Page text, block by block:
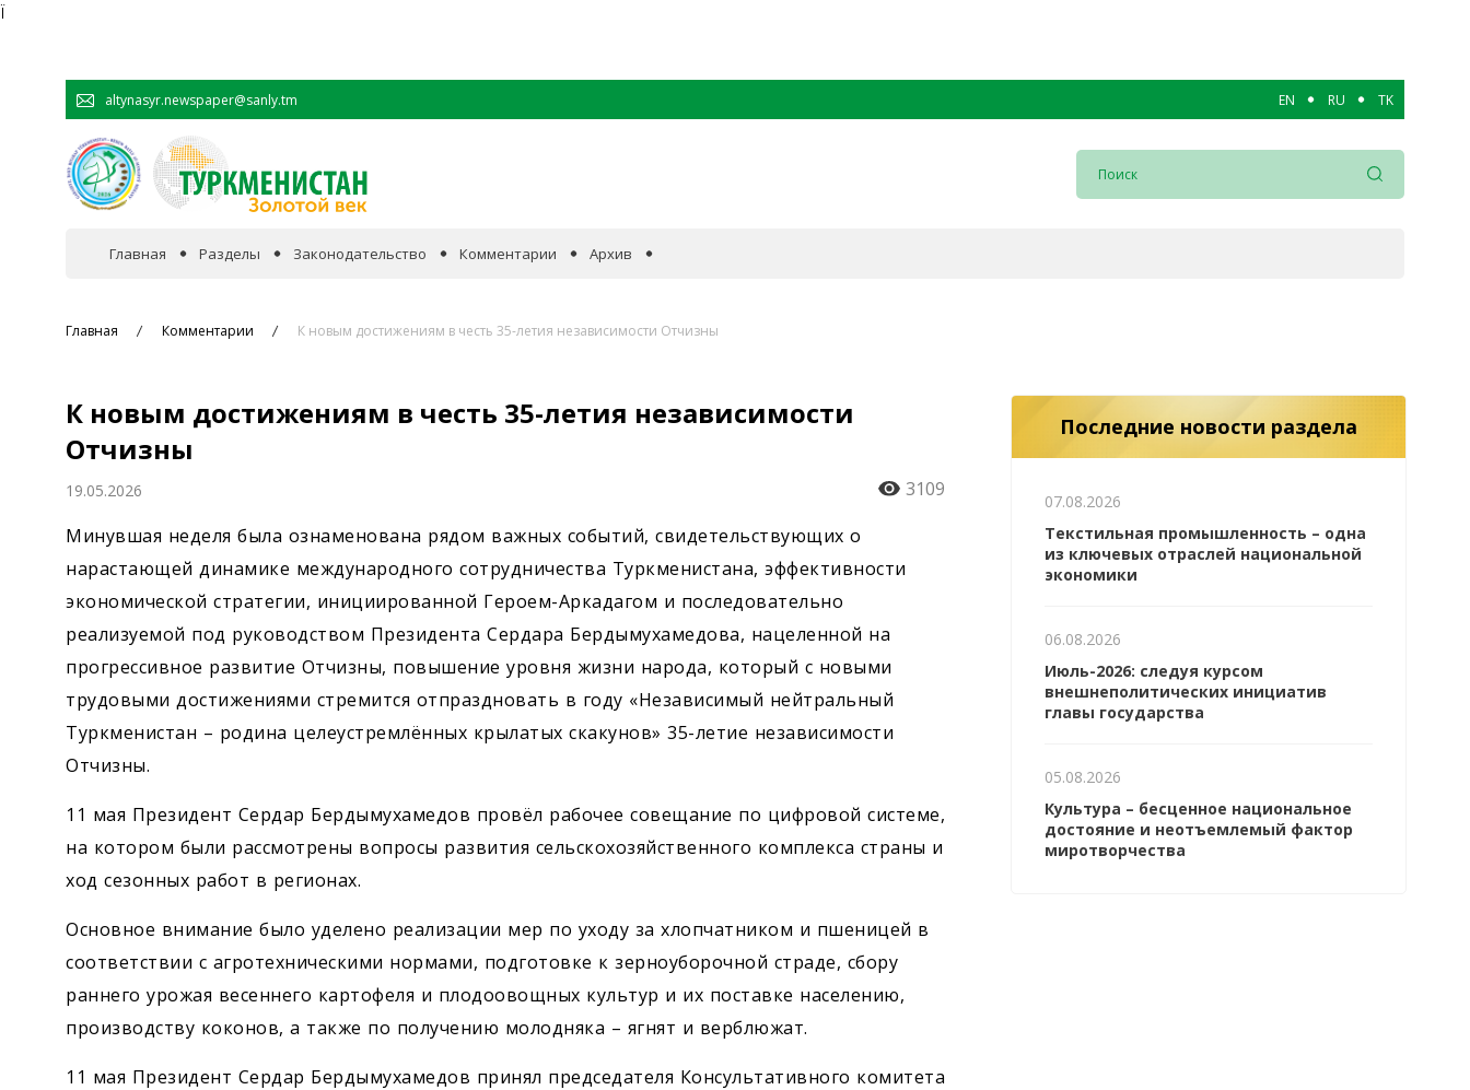
Ï
altynasyr.newspaper@sanly.tm EN RU TK
Главная Разделы
Спорт
Законодательство Комментарии Архив
Главная Комментарии К новым достижениям в честь 35-летия независимости Отчизны
К новым достижениям в честь 35-летия независимости
Отчизны
19.05.2026
3109
Минувшая неделя была ознаменована рядом важных событий, свидетельствующих о
нарастающей динамике международного сотрудничества Туркменистана, эффективности
экономической стратегии, инициированной Героем-Аркадагом и последовательно
реализуемой под руководством Президента Сердара Бердымухамедова, нацеленной на
прогрессивное развитие Отчизны, повышение уровня жизни народа, который с новыми
трудовыми достижениями стремится отпраздновать в году «Независимый нейтральный
Туркменистан – родина целеустремлённых крылатых скакунов» 35-летие независимости
Отчизны.
11 мая Президент Сердар Бердымухамедов провёл рабочее совещание по цифровой системе,
на котором были рассмотрены вопросы развития сельскохозяйственного комп­лекса страны и
ход сезонных работ в регионах.
Основное внимание было уделено реализации мер по уходу за хлопчатником и пшеницей в
соответствии с агротехническими нормами, подготовке к зерноуборочной страде, сбору
раннего урожая весеннего картофеля и плодоовощных культур и их поставке населению,
производству коконов, а также по получению молодняка – ягнят и верблюжат.
11 мая Президент Сердар Бердымухамедов принял председателя Консультативного комитета
Последние новости раздела
07.08.2026
Текстильная промышленность – одна
из ключевых отраслей национальной
экономики
06.08.2026
Июль-2026: следуя курсом
внешнеполитических инициатив
главы государства
05.08.2026
Культура – бесценное национальное
достояние и неотъемлемый фактор
миротворчества